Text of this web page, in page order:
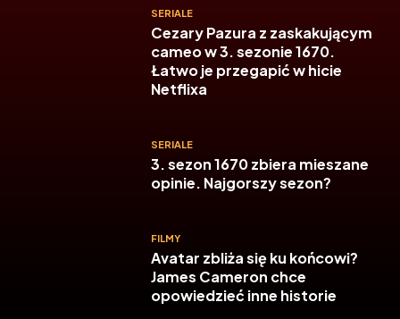
SERIALE
Cezary Pazura z zaskakującym
cameo w 3. sezonie 1670.
Łatwo je przegapić w hicie
Netflixa
SERIALE
3. sezon 1670 zbiera mieszane
opinie. Najgorszy sezon?
FILMY
Avatar zbliża się ku końcowi?
James Cameron chce
opowiedzieć inne historie